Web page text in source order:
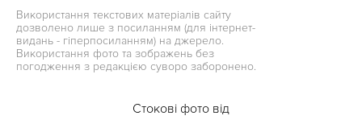
Використання текстових матеріалів сайту
дозволено лише з посиланням (для інтернет-
видань - гіперпосиланням) на джерело.
Використання фото та зображень без
погодження з редакцією суворо заборонено.
Стокові фото від